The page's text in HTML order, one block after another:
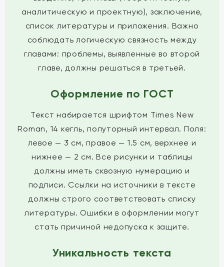
аналитическую и проектную), заключение,
список литературы и приложения. Важно
соблюдать логическую связность между
главами: проблемы, выявленные во второй
главе, должны решаться в третьей.
Оформление по ГОСТ
Текст набирается шрифтом Times New
Roman, 14 кегль, полуторный интервал. Поля:
левое — 3 см, правое — 1.5 см, верхнее и
нижнее — 2 см. Все рисунки и таблицы
должны иметь сквозную нумерацию и
подписи. Ссылки на источники в тексте
должны строго соответствовать списку
литературы. Ошибки в оформлении могут
стать причиной недопуска к защите.
Уникальность текста